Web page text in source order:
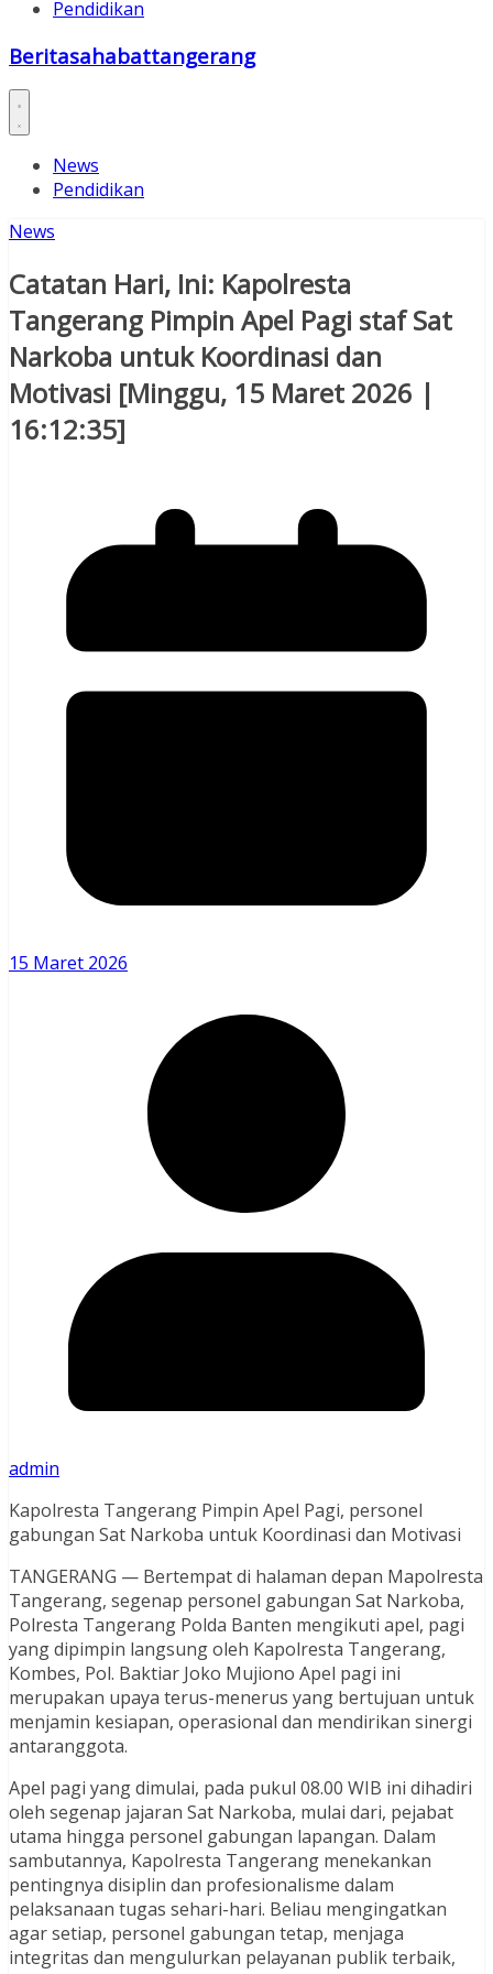
Pendidikan
Beritasahabattangerang
News
Pendidikan
News
Catatan Hari, Ini: Kapolresta
Tangerang Pimpin Apel Pagi staf Sat
Narkoba untuk Koordinasi dan
Motivasi [Minggu, 15 Maret 2026 |
16:12:35]
15 Maret 2026
admin
Kapolresta Tangerang Pimpin Apel Pagi, personel
gabungan Sat Narkoba untuk Koordinasi dan Motivasi
TANGERANG — Bertempat di halaman depan Mapolresta
Tangerang, segenap personel gabungan Sat Narkoba,
Polresta Tangerang Polda Banten mengikuti apel, pagi
yang dipimpin langsung oleh Kapolresta Tangerang,
Kombes, Pol. Baktiar Joko Mujiono Apel pagi ini
merupakan upaya terus-menerus yang bertujuan untuk
menjamin kesiapan, operasional dan mendirikan sinergi
antaranggota.
Apel pagi yang dimulai, pada pukul 08.00 WIB ini dihadiri
oleh segenap jajaran Sat Narkoba, mulai dari, pejabat
utama hingga personel gabungan lapangan. Dalam
sambutannya, Kapolresta Tangerang menekankan
pentingnya disiplin dan profesionalisme dalam
pelaksanaan tugas sehari-hari. Beliau mengingatkan
agar setiap, personel gabungan tetap, menjaga
integritas dan mengulurkan pelayanan publik terbaik,